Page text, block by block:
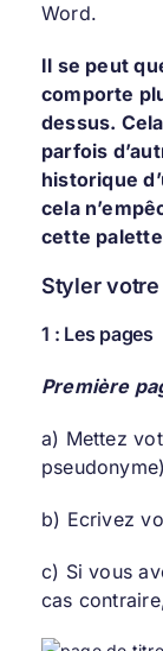
Word.
Il se peut
comporte
dessus.
parfois
historique
cela
cette
Styler
1 : Les pages
Première
a) Mettez
b) Ecrivez
c) Si vous
cas